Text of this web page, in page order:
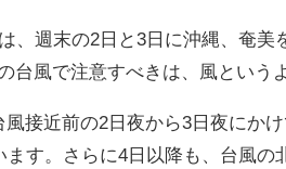
、週末の2日と3日に沖縄、奄美
台風で注意すべきは、風という
接近前の2日夜から3日夜にか
す。さらに4日以降も、台風の